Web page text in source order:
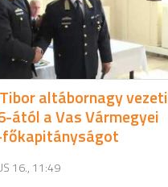
altábornagy vezeti
ától a Vas Vármegyei
főkapitányságot
16., 11:49